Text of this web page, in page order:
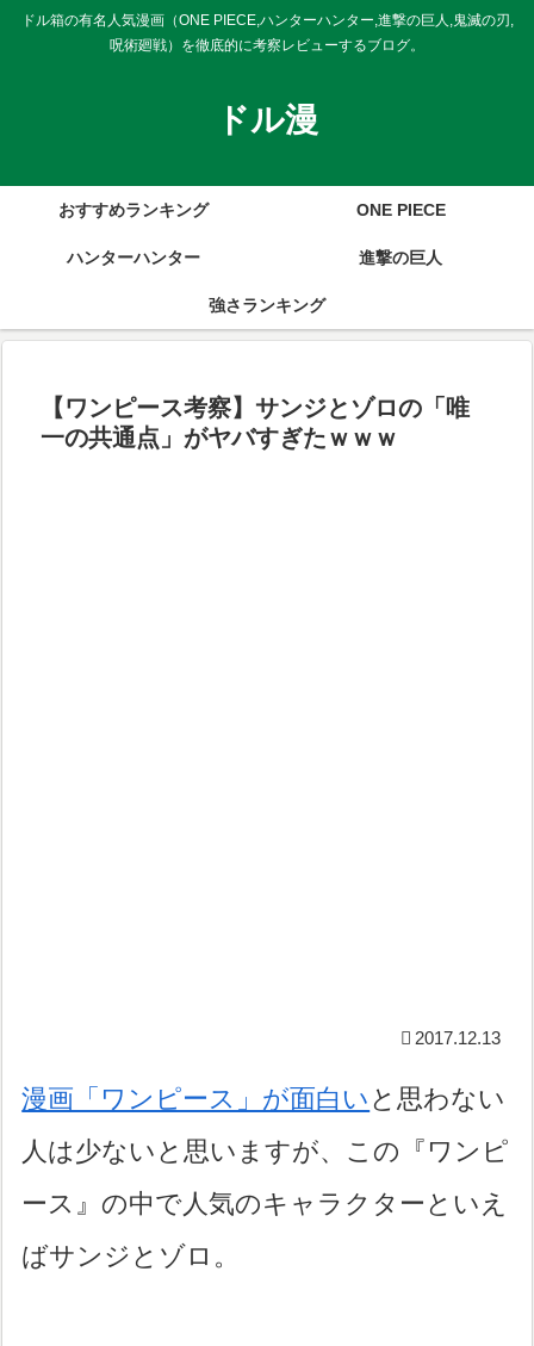
ドル箱の有名人気漫画（ONE PIECE,ハンターハンター,進撃の巨人,鬼滅の刃,
呪術廻戦）を徹底的に考察レビューするブログ。
ドル漫
おすすめランキング ONE PIECE
ハンターハンター 進撃の巨人
強さランキング
【ワンピース考察】サンジとゾロの「唯
一の共通点」がヤバすぎたｗｗｗ
2017.12.13
漫画「ワンピース」が面白い と思わない
人は少ないと思いますが、この『ワンピ
ース』の中で人気のキャラクターといえ
ばサンジとゾロ。